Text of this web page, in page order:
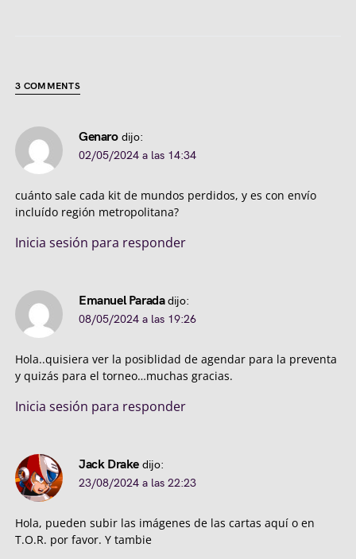
3 COMMENTS
Genaro dijo:
02/05/2024 a las 14:34
cuánto sale cada kit de mundos perdidos, y es con envío
incluído región metropolitana?
Inicia sesión para responder
Emanuel Parada dijo:
08/05/2024 a las 19:26
Hola..quisiera ver la posiblidad de agendar para la preventa
y quizás para el torneo…muchas gracias.
Inicia sesión para responder
Jack Drake dijo:
23/08/2024 a las 22:23
Hola, pueden subir las imágenes de las cartas aquí o en
T.O.R. por favor. Y tambie